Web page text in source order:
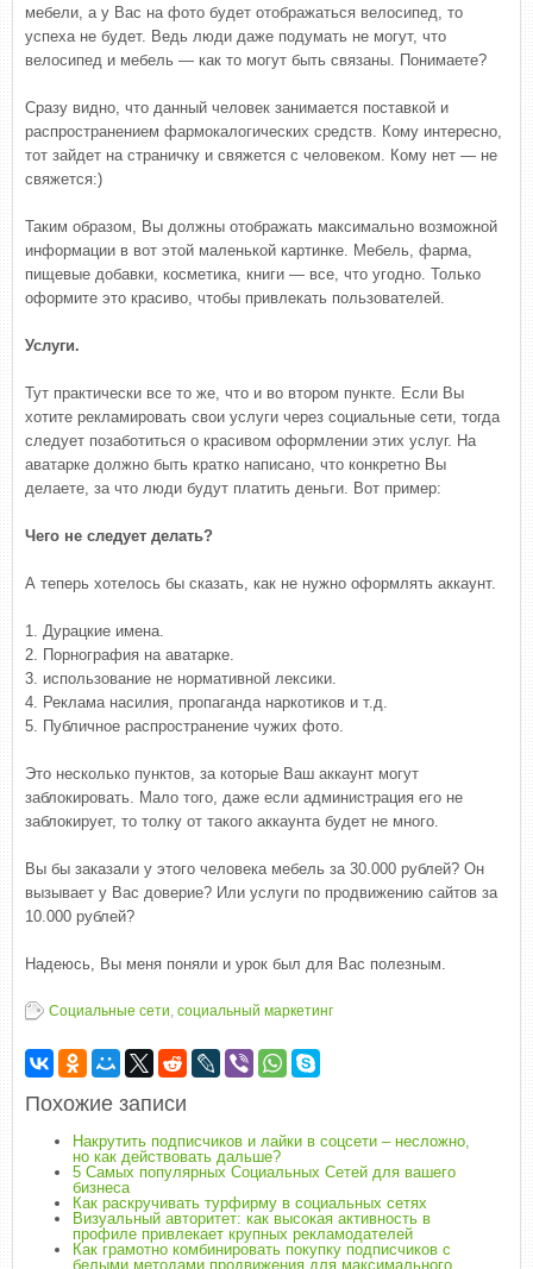
мебели, а у Вас на фото будет отображаться велосипед, то
успеха не будет. Ведь люди даже подумать не могут, что
велосипед и мебель — как то могут быть связаны. Понимаете?
Сразу видно, что данный человек занимается поставкой и
распространением фармокалогических средств. Кому интересно,
тот зайдет на страничку и свяжется с человеком. Кому нет — не
свяжется:)
Таким образом, Вы должны отображать максимально возможной
информации в вот этой маленькой картинке. Мебель, фарма,
пищевые добавки, косметика, книги — все, что угодно. Только
оформите это красиво, чтобы привлекать пользователей.
Услуги.
Тут практически все то же, что и во втором пункте. Если Вы
хотите рекламировать свои услуги через социальные сети, тогда
следует позаботиться о красивом оформлении этих услуг. На
аватарке должно быть кратко написано, что конкретно Вы
делаете, за что люди будут платить деньги. Вот пример:
Чего не следует делать?
А теперь хотелось бы сказать, как не нужно оформлять аккаунт.
1. Дурацкие имена.
2. Порнография на аватарке.
3. использование не нормативной лексики.
4. Реклама насилия, пропаганда наркотиков и т.д.
5. Публичное распространение чужих фото.
Это несколько пунктов, за которые Ваш аккаунт могут
заблокировать. Мало того, даже если администрация его не
заблокирует, то толку от такого аккаунта будет не много.
Вы бы заказали у этого человека мебель за 30.000 рублей? Он
вызывает у Вас доверие? Или услуги по продвижению сайтов за
10.000 рублей?
Надеюсь, Вы меня поняли и урок был для Вас полезным.
Социальные сети, социальный маркетинг
Похожие записи
Накрутить подписчиков и лайки в соцсети – несложно,
но как действовать дальше?
5 Самых популярных Социальных Сетей для вашего
бизнеса
Как раскручивать турфирму в социальных сетях
Визуальный авторитет: как высокая активность в
профиле привлекает крупных рекламодателей
Как грамотно комбинировать покупку подписчиков с
белыми методами продвижения для максимального